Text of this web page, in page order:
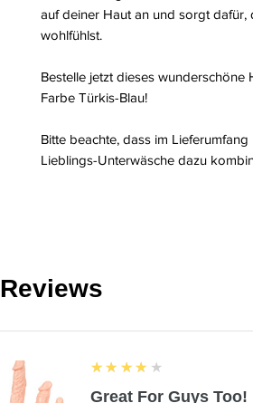
auf deiner Haut an und sorgt
wohlfühlst.
Bestelle jetzt dieses
Farbe Türkis-Blau!
Bitte beachte, dass im
Lieblings-Unterwäsche dazu
Reviews
4
★★★★★
Great For Guys Too!